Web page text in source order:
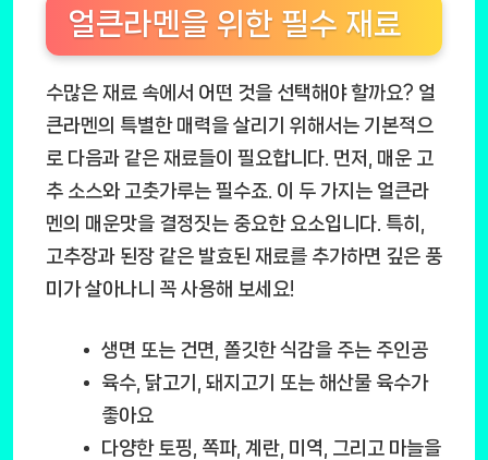
얼큰라멘을 위한 필수 재료
수많은 재료 속에서 어떤 것을 선택해야 할까요? 얼
큰라멘의 특별한 매력을 살리기 위해서는 기본적으
로 다음과 같은 재료들이 필요합니다. 먼저, 매운 고
추 소스와 고춧가루는 필수죠. 이 두 가지는 얼큰라
멘의 매운맛을 결정짓는 중요한 요소입니다. 특히,
고추장과 된장 같은 발효된 재료를 추가하면 깊은 풍
미가 살아나니 꼭 사용해 보세요!
생면 또는 건면, 쫄깃한 식감을 주는 주인공
육수, 닭고기, 돼지고기 또는 해산물 육수가
좋아요
다양한 토핑, 쪽파, 계란, 미역, 그리고 마늘을